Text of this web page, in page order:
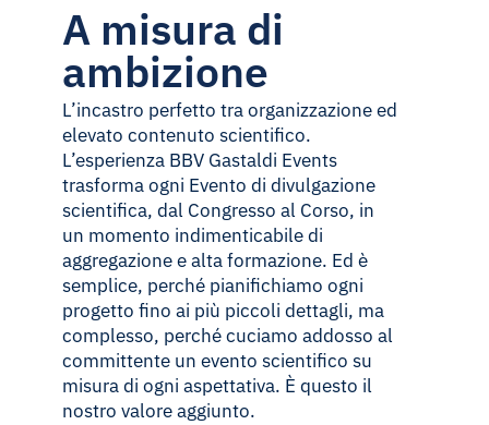
A misura di
ambizione
L’incastro perfetto tra organizzazione ed
elevato contenuto scientifico.
L’esperienza BBV Gastaldi Events
trasforma ogni Evento di divulgazione
scientifica, dal Congresso al Corso, in
un momento indimenticabile di
aggregazione e alta formazione. Ed è
semplice, perché pianifichiamo ogni
progetto fino ai più piccoli dettagli, ma
complesso, perché cuciamo addosso al
committente un evento scientifico su
misura di ogni aspettativa. È questo il
nostro valore aggiunto.